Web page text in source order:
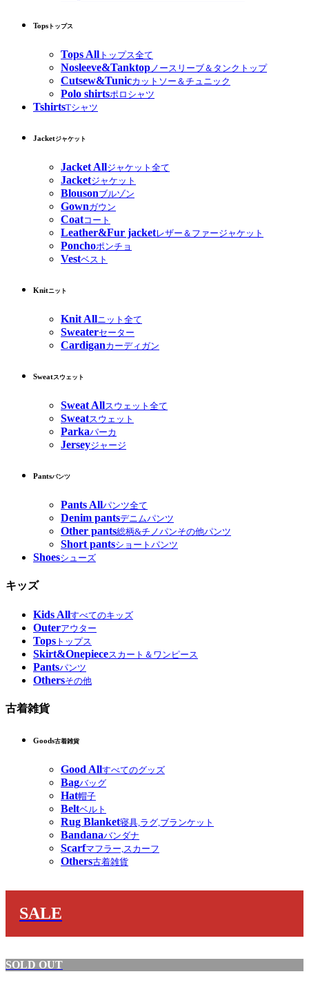
Tops トップス
Tops All トップス全て
Nosleeve&Tanktopノースリーブ＆タンクトップ
Cutsew&Tunicカットソー＆チュニック
Polo shirtsポロシャツ
TshirtsTシャツ
Jacketジャケット
Jacket Allジャケット全て
Jacketジャケット
Blousonブルゾン
Gownガウン
Coatコート
Leather&Fur jacketレザー＆ファージャケット
Ponchoポンチョ
Vestベスト
Knitニット
Knit Allニット全て
Sweaterセーター
Cardiganカーディガン
Sweatスウェット
Sweat Allスウェット全て
Sweatスウェット
Parkaパーカ
Jerseyジャージ
Pantsパンツ
Pants Allパンツ全て
Denim pantsデニムパンツ
Other pants総柄&チノパンその他パンツ
Short pantsショートパンツ
Shoesシューズ
キッズ
Kids Allすべてのキッズ
Outerアウター
Tops トップス
Skirt&Onepieceスカート＆ワンピース
Pantsパンツ
Othersその他
古着雑貨
Goods古着雑貨
Good Allすべてのグッズ
Bagバッグ
Hat帽子
Beltベルト
Rug Blanket寝具,ラグ,ブランケット
Bandanaバンダナ
Scarfマフラー,スカーフ
Others古着雑貨
SALE
SOLD OUT